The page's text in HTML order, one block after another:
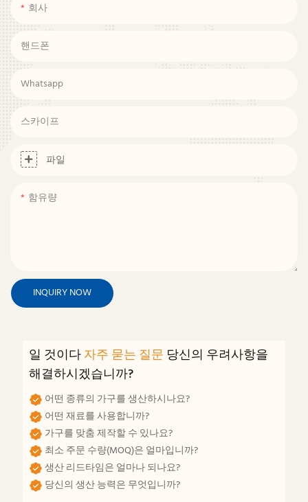
회사
핸드폰
Whatsapp
스카이프
파일
함유량
INQUIRY NOW
일 것이다자주 묻는 질문 당신의 우려사항을
해결하시겠습니까?
어떤 종류의 가구를 생산하시나요?
어떤 재료를 사용합니까?
가구를 맞춤 제작할 수 있나요?
최소 주문 수량(MOQ)은 얼마입니까?
생산 리드타임은 얼마나 되나요?
당신의 생산 능력은 무엇입니까?